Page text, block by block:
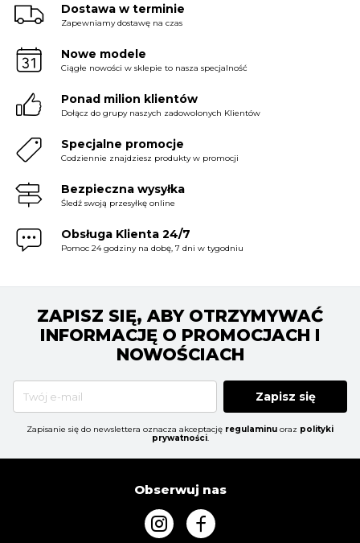
Dostawa w terminie
Zapewniamy dostawę na czas
Nowe modele
Ciągłe nowości w sklepie to nasza specjalność
Ponad milion klientów
Dołącz do grupy naszych zadowolonych Klientów
Specjalne promocje
Codziennie znajdziesz produkty w promocji
Bezpieczna wysyłka
Śledź swoją przesyłkę online
Obsługa Klienta 24/7
Pomoc 24 godziny na dobę, 7 dni w tygodniu
ZAPISZ SIĘ, ABY OTRZYMYWAĆ
INFORMACJĘ O PROMOCJACH I
NOWOŚCIACH
Zapisz się
Zapisanie się do newslettera oznacza akceptację regulaminu oraz polityki
prywatności.
Obserwuj nas